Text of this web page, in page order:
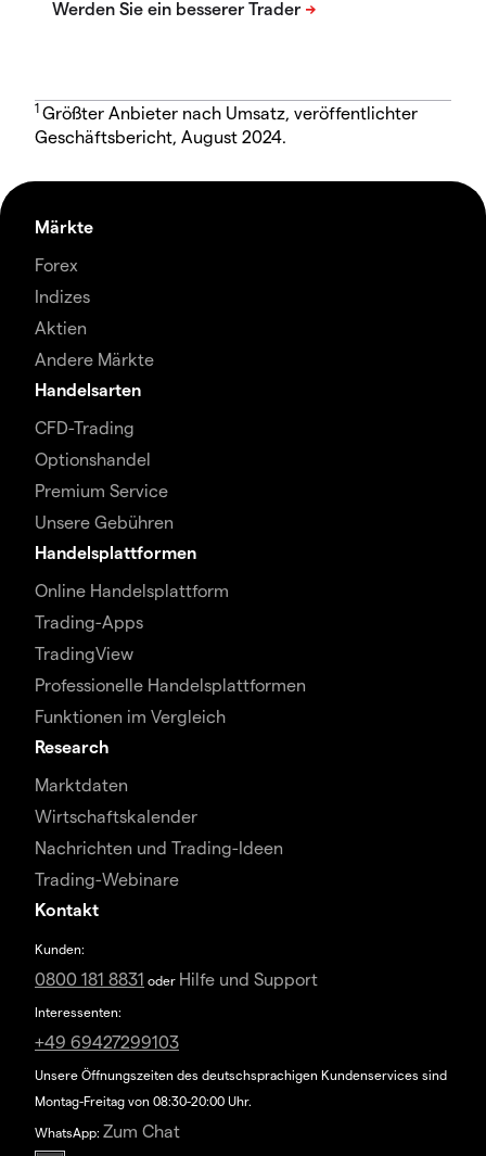
1 Größter Anbieter nach Umsatz, veröffentlichter
Geschäftsbericht, August 2024.
Märkte
Forex
Indizes
Aktien
Andere Märkte
Handelsarten
CFD-Trading
Optionshandel
Premium Service
Unsere Gebühren
Handelsplattformen
Online Handelsplattform
Trading-Apps
TradingView
Professionelle Handelsplattformen
Funktionen im Vergleich
Research
Marktdaten
Wirtschaftskalender
Nachrichten und Trading-Ideen
Trading-Webinare
Kontakt
Kunden:
0800 181 8831 oder Hilfe und Support
Interessenten:
+49 69427299103
Unsere Öffnungszeiten des deutschsprachigen Kundenservices sind
Montag-Freitag von 08:30-20:00 Uhr.
WhatsApp: Zum Chat